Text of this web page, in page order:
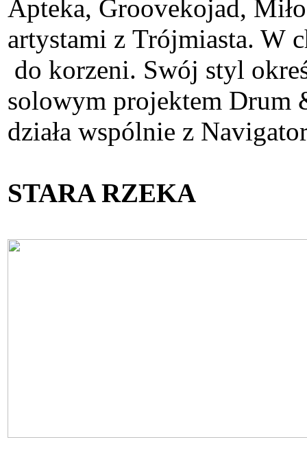
Apteka, Groovekojad,
artystami z Trójmiasta. W
do korzeni. Swój styl
solowym projektem Drum
działa wspólnie z
STARA RZEKA